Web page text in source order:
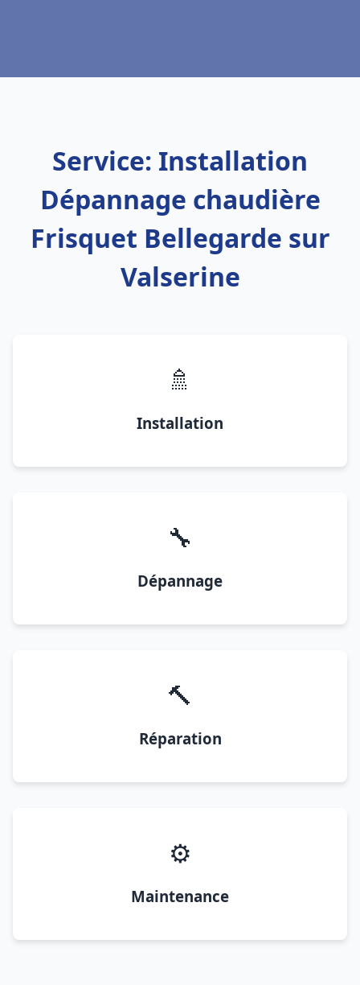
Service: Installation
Dépannage chaudière
Frisquet Bellegarde sur
Valserine
🚿
Installation
🔧
Dépannage
🔨
Réparation
⚙️
Maintenance